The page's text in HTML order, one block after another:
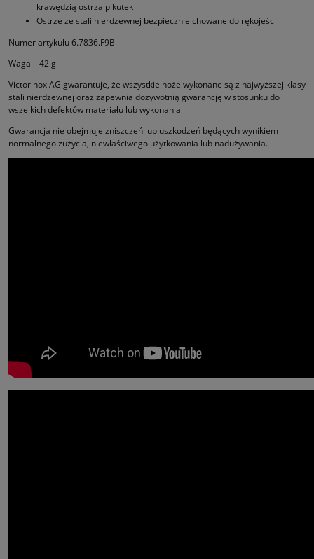
krawędzią ostrza pikutek
Ostrze ze stali nierdzewnej bezpiecznie chowane do rękojeści
Numer artykułu 6.7836.F9B
Waga 42 g
Victorinox AG gwarantuje, że wszystkie noże wykonane są z najwyższej klasy
stali nierdzewnej oraz zapewnia dożywotnią gwarancję w stosunku do
wszelkich defektów materiału lub wykonania
Gwarancja nie obejmuje zniszczeń lub uszkodzeń będących wynikiem
normalnego zużycia, niewłaściwego użytkowania lub nadużywania.